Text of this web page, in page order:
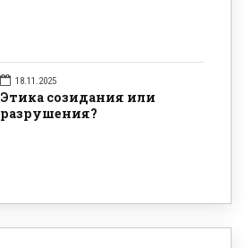
18.11.2025
Этика созидания или
разрушения?